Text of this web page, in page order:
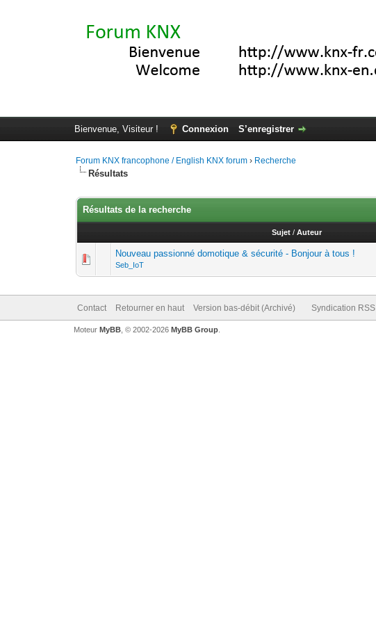
Bienvenue, Visiteur ! Connexion S’enregistrer
Forum KNX francophone / English KNX forum › Recherche
Résultats
Résultats de la recherche
Sujet / Auteur
Nouveau passionné domotique & sécurité - Bonjour à tous !
Seb_IoT
Contact Retourner en haut Version bas-débit (Archivé) Syndication RSS
Moteur MyBB, © 2002-2026 MyBB Group.